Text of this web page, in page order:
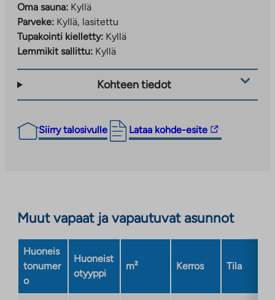
Oma sauna: Kyllä
Parveke: Kyllä, lasitettu
Tupakointi kielletty: Kyllä
Lemmikit sallittu: Kyllä
Kohteen tiedot
Siirry talosivulle Lataa kohde-esite
Linkki
vie
uuteen
Muut vapaat ja vapautuvat asunnot
Huoneis
tonumer
o
Huoneist
otyyppi
m² Kerros Tila